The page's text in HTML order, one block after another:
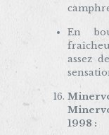
En
assez
1998 :